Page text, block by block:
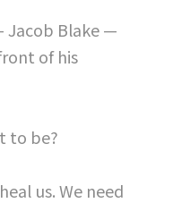
Jacob Blake —
of his
to be?
us. We need